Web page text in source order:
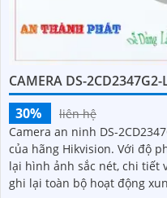
CAMERA DS-
30%
liên hệ
Camera an ninh DS-
của hãng Hikvision. Với độ phân giải 4MP, camera này mang
lại hình ảnh sắc nét, chi tiết
ghi lại toàn bộ hoạt động